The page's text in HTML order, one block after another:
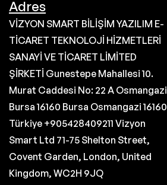
Adres
VİZYON SMART BİLİŞİM YAZILIM E-
TİCARET TEKNOLOJİ HİZMETLERİ
SANAYİ VE TİCARET LİMİTED
ŞİRKETİ Gunestepe Mahallesi 10.
Murat Caddesi No: 22 A Osmangazi
Bursa 16160 Bursa Osmangazi 16160
Türkiye +905428409211 Vizyon
Smart Ltd 71-75 Shelton Street,
Covent Garden, London, United
Kingdom, WC2H 9JQ